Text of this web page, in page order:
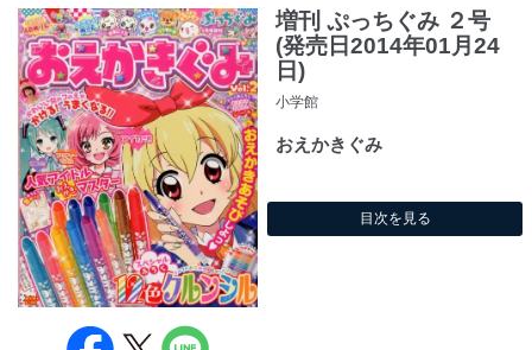
増刊 ぷっちぐみ ２号
(発売日2014年01月24
日)
小学館
おえかきぐみ
目次を見る